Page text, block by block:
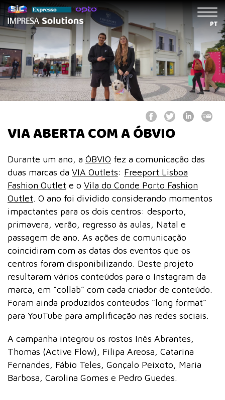
PT
VIA ABERTA COM A ÓBVIO
Durante um ano, a ÓBVIO fez a comunicação das
duas marcas da VIA Outlets: Freeport Lisboa
Fashion Outlet e o Vila do Conde Porto Fashion
Outlet. O ano foi dividido considerando momentos
impactantes para os dois centros: desporto,
primavera, verão, regresso às aulas, Natal e
passagem de ano. As ações de comunicação
coincidiram com as datas dos eventos que os
centros foram disponibilizando. Deste projeto
resultaram vários conteúdos para o Instagram da
marca, em “collab” com cada criador de conteúdo.
Foram ainda produzidos conteúdos “long format”
para YouTube para amplificação nas redes sociais.
A campanha integrou os rostos Inês Abrantes,
Thomas (Active Flow), Filipa Areosa, Catarina
Fernandes, Fábio Teles, Gonçalo Peixoto, Maria
Barbosa, Carolina Gomes e Pedro Guedes.